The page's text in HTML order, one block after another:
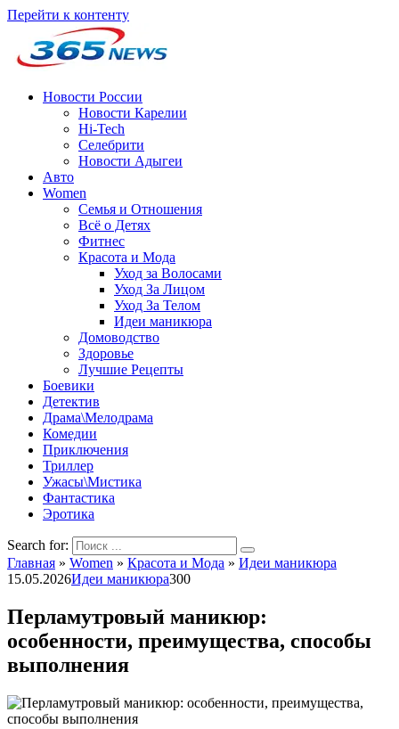
Перейти к контенту
Новости России
Новости Карелии
Hi-Tech
Селебрити
Новости Адыгеи
Авто
Women
Семья и Отношения
Всё о Детях
Фитнес
Красота и Мода
Уход за Волосами
Уход За Лицом
Уход За Телом
Идеи маникюра
Домоводство
Здоровье
Лучшие Рецепты
Боевики
Детектив
Драма\Мелодрама
Комедии
Приключения
Триллер
Ужасы\Мистика
Фантастика
Эротика
Search for:
Главная » Women » Красота и Мода » Идеи маникюра
15.05.2026Идеи маникюра300
Перламутровый маникюр:
особенности, преимущества, способы
выполнения